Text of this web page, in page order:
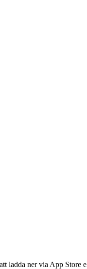
ladda ner via App Store